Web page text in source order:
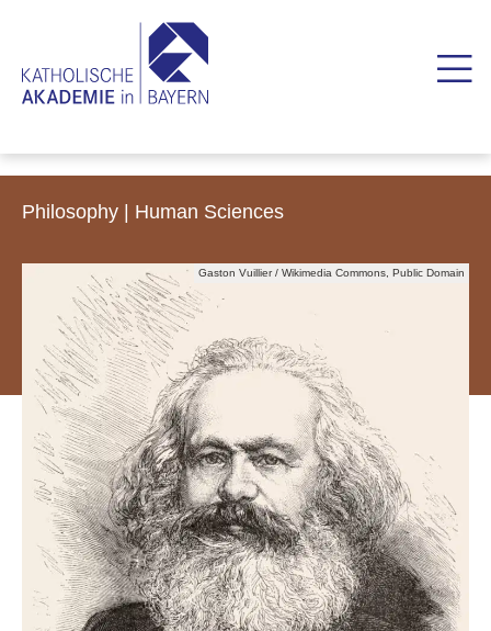
Philosophy | Human Sciences
Gaston Vuillier / Wikimedia Commons, Public Domain